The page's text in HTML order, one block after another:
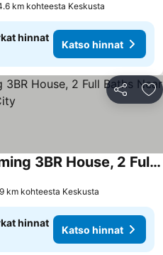
km kohteesta Keskusta
hinnat
Katso hinnat
Jaa
Guestly Homes - Charming 3BR House, 2 Full Baths Near City
km kohteesta Keskusta
hinnat
Katso hinnat